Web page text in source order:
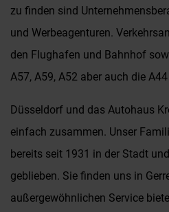
zu finden sind
und Werbeagenturen.
den Flughafen und Bahnhof
A57, A59, A52 aber auch die
Düsseldorf und das Autohaus
einfach zusammen. Unser
bereits seit 1931 in der Stadt
geblieben. Sie finden uns in
außergewöhnlichen Service